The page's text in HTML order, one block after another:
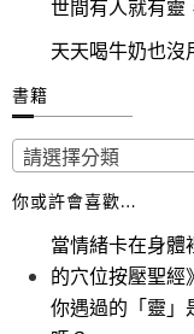
世間有人就有靈
天天喝牛奶也沒
書籍
請選擇分類
你或許會喜歡…
當情緒卡在身體
的穴位按壓聖經》
你遇過的「靈」